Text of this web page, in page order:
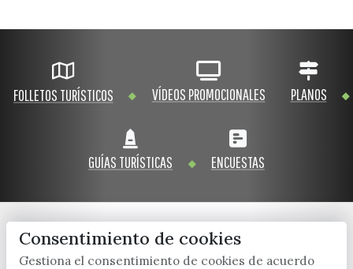
FOLLETOS TURÍSTICOS VÍDEOS PROMOCIONALES PLANOS
GUÍAS TURÍSTICAS ENCUESTAS
x / twitter facebook youtube instagram
Consentimiento de cookies
Gestiona el consentimiento de cookies de acuerdo